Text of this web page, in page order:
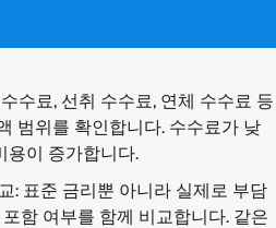
수료, 선취 수수료, 연체 수수료 등
범위를 확인합니다. 수수료가 낮
용이 증가합니다.
: 표준 금리뿐 아니라 실제로 부담
함 여부를 함께 비교합니다. 같은